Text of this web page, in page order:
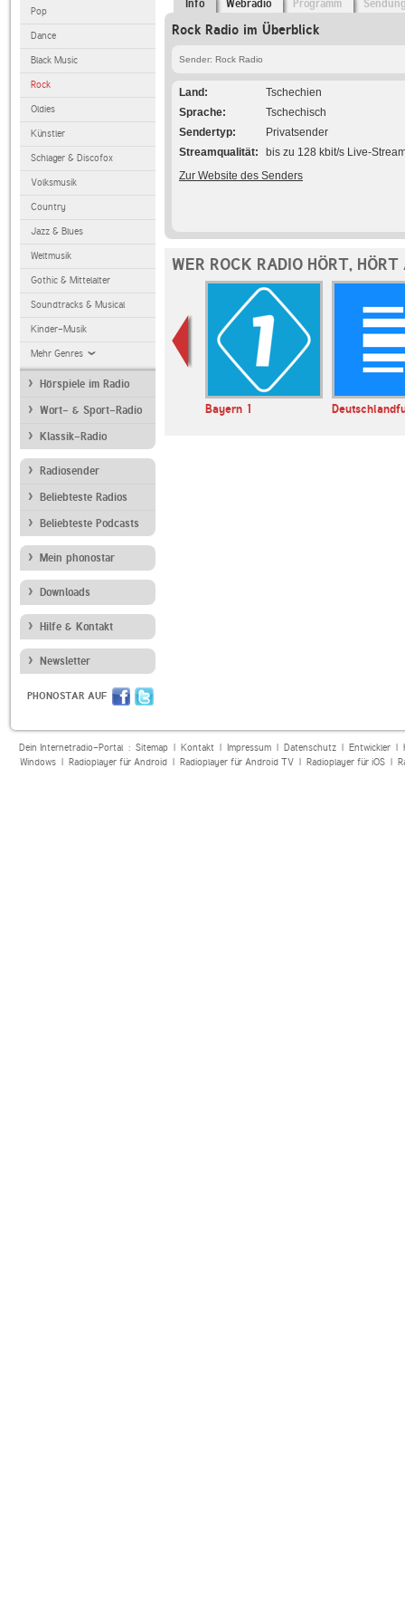
Pop
Dance
Black Music
Rock
Oldies
Künstler
Schlager & Discofox
Volksmusik
Country
Jazz & Blues
Weltmusik
Gothic & Mittelalter
Soundtracks & Musical
Kinder-Musik
Mehr Genres
Hörspiele im Radio
Wort- & Sport-Radio
Klassik-Radio
Radiosender
Beliebteste Radios
Beliebteste Podcasts
Mein phonostar
Downloads
Hilfe & Kontakt
Newsletter
PHONOSTAR AUF
Info Webradio Programm
Rock Radio im Überblick
Sender: Rock Radio
Land
Tschechien
Sprache
Tschechisch
Sendertyp
Privatsender
Streamqualität
bis zu 128 kbit/s Live-
Zur Website des Senders
WER ROCK RADIO HÖRT, HÖRT
ROCK ANTENNE Bayern 1
Dein Internetradio-Portal : Sitemap| Kontakt| Impressum| Datenschutz| Entwickler|
Windows| Radioplayer für Android| Radioplayer für Android TV| Radioplayer für iOS|